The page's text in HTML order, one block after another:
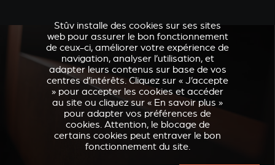
Stûv installe des cookies sur ses sites
web pour assurer le bon fonctionnement
de ceux-ci, améliorer votre expérience de
navigation, analyser l’utilisation, et
adapter leurs contenus sur base de vos
centres d’intérêts. Cliquez sur « J’accepte
» pour accepter les cookies et accéder
au site ou cliquez sur « En savoir plus »
pour adapter vos préférences de
cookies. Attention, le blocage de
certains cookies peut entraver le bon
fonctionnement du site.